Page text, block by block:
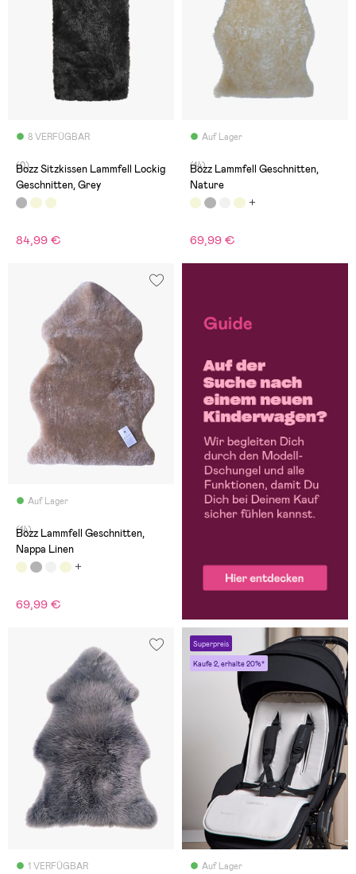
8 VERFÜGBAR
(0)
Bozz Sitzkissen Lammfell Lockig
Geschnitten, Grey
84,99 €
Auf Lager
(14)
Bozz Lammfell Geschnitten,
Nature
69,99 €
Auf Lager
(14)
Bozz Lammfell Geschnitten,
Nappa Linen
69,99 €
1 VERFÜGBAR
Superpreis
Kaufe 2, erhalte 20%*
Auf Lager